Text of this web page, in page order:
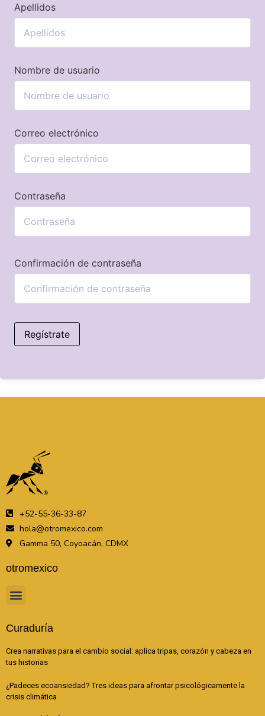
Apellidos
Nombre de usuario
Correo electrónico
Contraseña
Confirmación de contraseña
Regístrate
+52-55-36-33-87
hola@otromexico.com
Gamma 50, Coyoacán, CDMX
otromexico
Curaduría
Crea narrativas para el cambio social: aplica tripas, corazón y cabeza en
tus historias
¿Padeces ecoansiedad? Tres ideas para afrontar psicológicamente la
crisis climática